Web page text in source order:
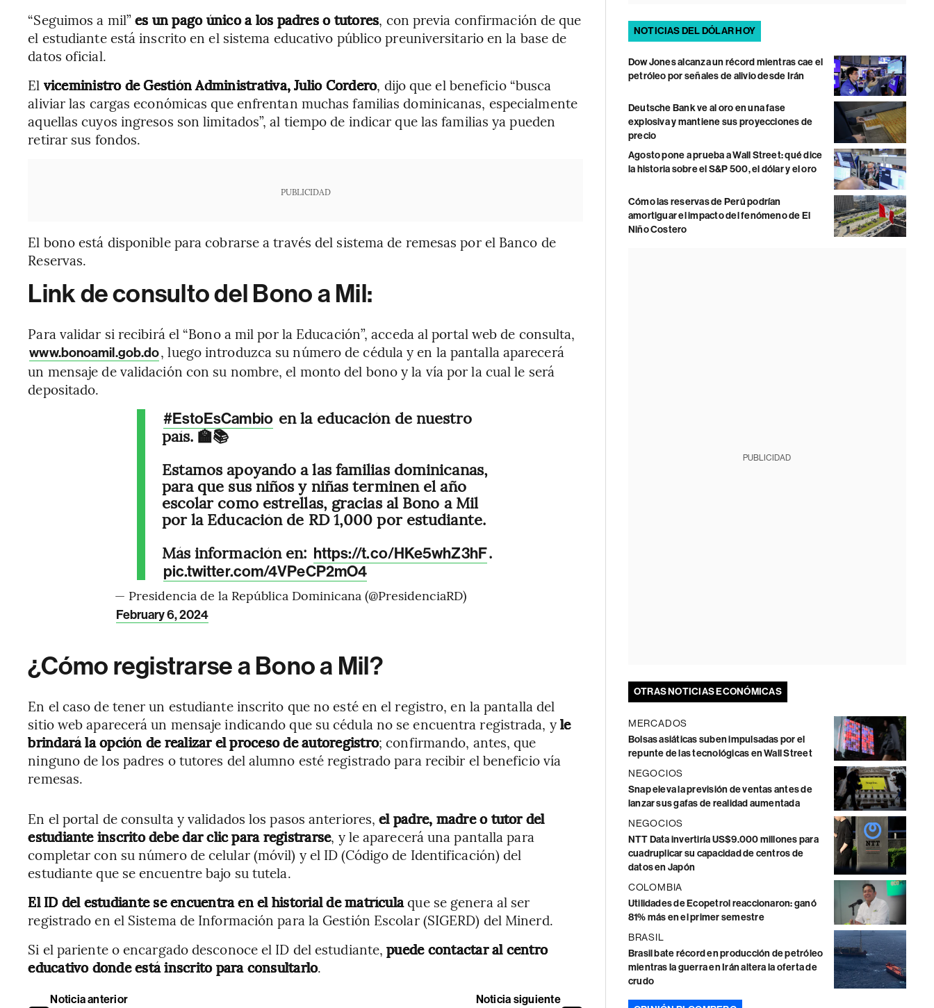
“Seguimos a mil”es un pago único a los padres o tutores, con previa confirmación de que
el estudiante está inscrito en el sistema educativo público preuniversitario en la base de
datos oficial.
El viceministro de Gestión Administrativa, Julio Cordero, dijo que el beneficio “busca
aliviar las cargas económicas que enfrentan muchas familias dominicanas, especialmente
aquellas cuyos ingresos son limitados”, al tiempo de indicar que las familias ya pueden
retirar sus fondos.
PUBLICIDAD
El bono está disponible para cobrarse a través del sistema de remesas por el Banco de
Reservas.
Link de consulto del Bono a Mil:
Para validar si recibirá el “Bono a mil por la Educación”, acceda al portal web de consulta,
www.bonoamil.gob.do, luego introduzca su número de cédula y en la pantalla aparecerá
un mensaje de validación con su nombre, el monto del bono y la vía por la cual le será
depositado.
#EstoEsCambio en la educación de nuestro
país. 🏫📚
Estamos apoyando a las familias dominicanas,
para que sus niños y niñas terminen el año
escolar como estrellas, gracias al Bono a Mil
por la Educación de RD 1,000 por estudiante.
Más información en: https://t.co/HKe5whZ3hF.
pic.twitter.com/4VPeCP2mO4
— Presidencia de la República Dominicana (@PresidenciaRD)
February 6, 2024
¿Cómo registrarse a Bono a Mil?
En el caso de tener un estudiante inscrito que no esté en el registro, en la pantalla del
sitio web aparecerá un mensaje indicando que su cédula no se encuentra registrada, yle
brindará la opción de realizar el proceso de autoregistro; confirmando, antes, que
ninguno de los padres o tutores del alumno esté registrado para recibir el beneficio vía
remesas.
En el portal de consulta y validados los pasos anteriores,el padre, madre o tutor del
estudiante inscrito debe dar clic para registrarse, y le aparecerá una pantalla para
completar con su número de celular (móvil) y el ID (Código de Identificación) del
estudiante que se encuentre bajo su tutela.
El ID del estudiante se encuentra en el historial de matrículaque se genera al ser
registrado en el Sistema de Información para la Gestión Escolar (SIGERD) del Minerd.
Si el pariente o encargado desconoce el ID del estudiante,puede contactar al centro
educativo donde está inscrito para consultarlo.
Noticia anterior Noticia siguiente
NOTICIAS DEL DÓLAR HOY
Dow Jones alcanza un récord mientras cae el
petróleo por señales de alivio desde Irán
Deutsche Bank ve al oro en una fase
explosiva y mantiene sus proyecciones de
precio
Agosto pone a prueba a Wall Street: qué dice
la historia sobre el S&P 500, el dólar y el oro
Cómo las reservas de Perú podrían
amortiguar el impacto del fenómeno de El
Niño Costero
PUBLICIDAD
OTRAS NOTICIAS ECONÓMICAS
MERCADOS
Bolsas asiáticas suben impulsadas por el
repunte de las tecnológicas en Wall Street
NEGOCIOS
Snap eleva la previsión de ventas antes de
lanzar sus gafas de realidad aumentada
NEGOCIOS
NTT Data invertiría US$9.000 millones para
cuadruplicar su capacidad de centros de
datos en Japón
COLOMBIA
Utilidades de Ecopetrol reaccionaron: ganó
81% más en el primer semestre
BRASIL
Brasil bate récord en producción de petróleo
mientras la guerra en Irán altera la oferta de
crudo